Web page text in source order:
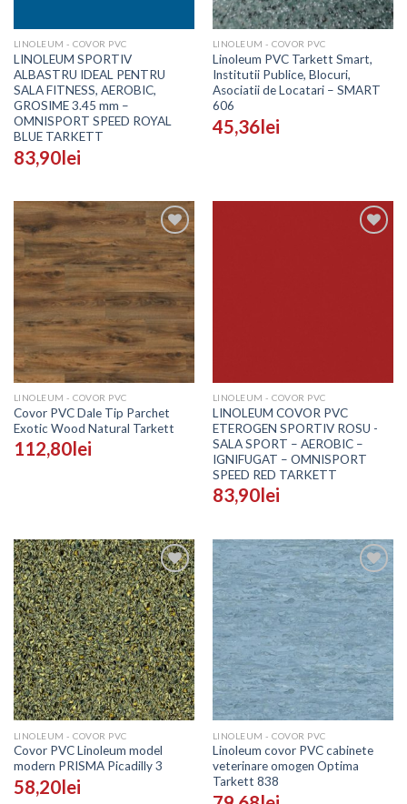
LINOLEUM - COVOR PVC
LINOLEUM SPORTIV
ALBASTRU IDEAL PENTRU
SALA FITNESS, AEROBIC,
GROSIME 3.45 mm –
OMNISPORT SPEED ROYAL
BLUE TARKETT
83,90lei
LINOLEUM - COVOR PVC
Linoleum PVC Tarkett Smart,
Institutii Publice, Blocuri,
Asociatii de Locatari – SMART
606
45,36lei
Adaugă
în
Wishlist
LINOLEUM - COVOR PVC
Covor PVC Dale Tip Parchet
Exotic Wood Natural Tarkett
112,80lei
LINOLEUM - COVOR PVC
LINOLEUM COVOR PVC
ETEROGEN SPORTIV ROSU -
SALA SPORT – AEROBIC –
IGNIFUGAT – OMNISPORT
SPEED RED TARKETT
83,90lei
Adaugă
în
Wishlist
LINOLEUM - COVOR PVC
Covor PVC Linoleum model
modern PRISMA Picadilly 3
58,20lei
Adaugă
în
Wishlist
LINOLEUM - COVOR PVC
Linoleum covor PVC cabinete
veterinare omogen Optima
Tarkett 838